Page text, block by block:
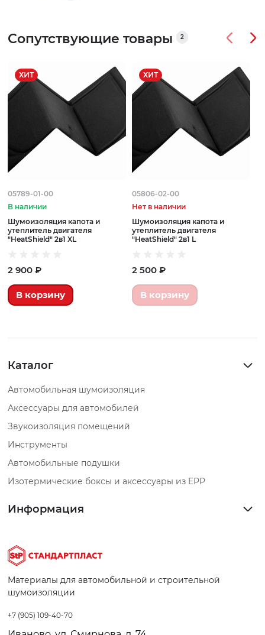
Сопутствующие товары 2
ХИТ
05789-01-00
В наличии
Шумоизоляция капота и
утеплитель двигателя
"HeatShield" 2в1 XL
2 900 ₽
В корзину
ХИТ
05806-02-00
Нет в наличии
Шумоизоляция капота и
утеплитель двигателя
"HeatShield" 2в1 L
2 500 ₽
В корзину
Каталог
Автомобильная шумоизоляция
Аксессуары для автомобилей
Звукоизоляция помещений
Инструменты
Автомобильные подушки
Изотермические боксы и аксессуары из EPP
Информация
Материалы для автомобильной и строительной
шумоизоляции
+7 (905) 109-40-70